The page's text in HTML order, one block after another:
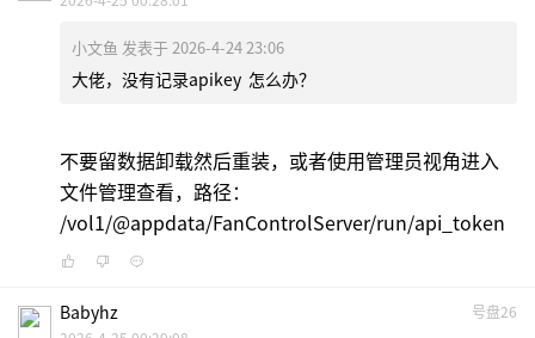
小文鱼 发表于 2026-4-24 23:06
大佬，没有记录apikey 怎么办？
不要留数据卸载然后重装，或者使用管理员视角进入
文件管理查看，路径：
/vol1/@appdata/FanControlServer/run/api_token
号盘26
Babyhz